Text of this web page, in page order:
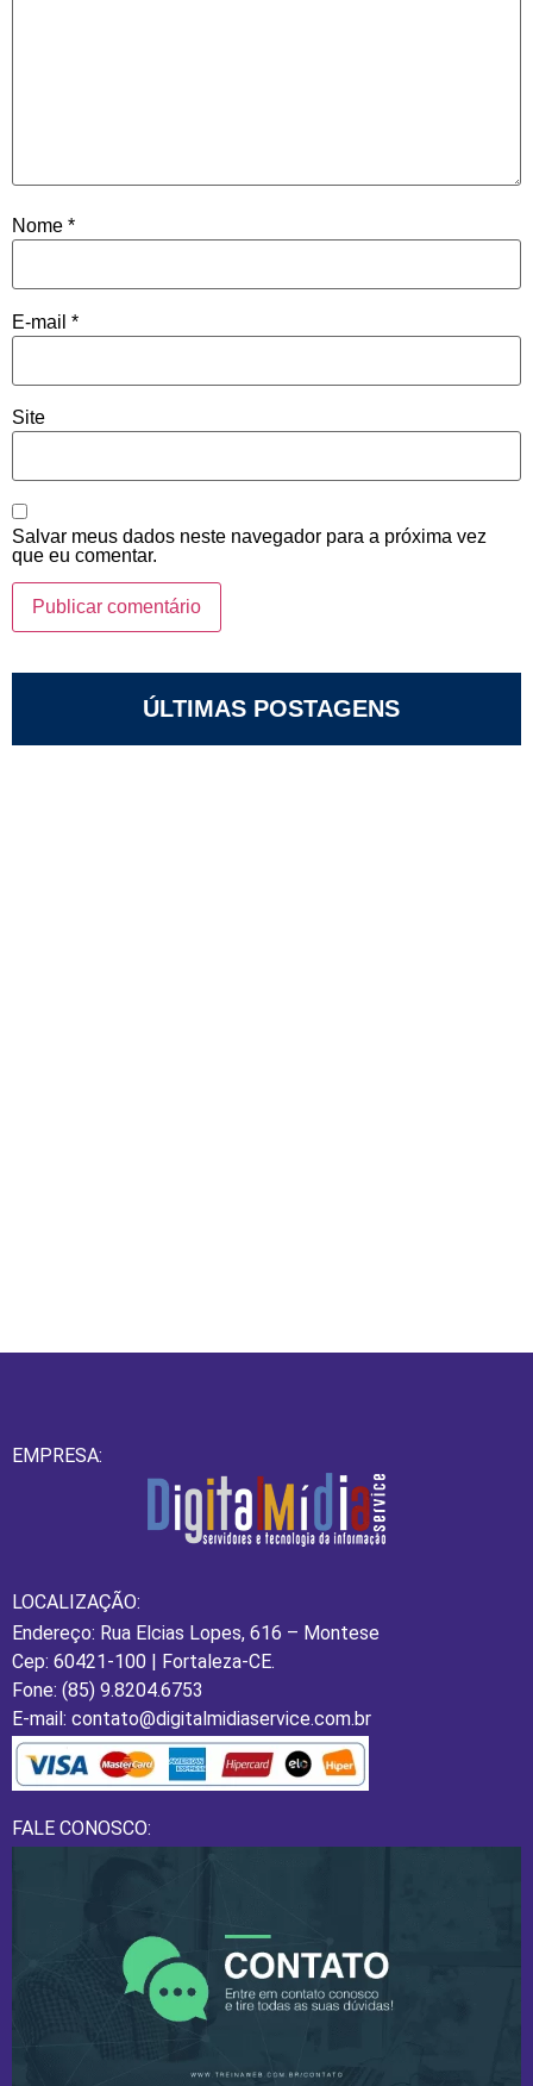
Nome *
E-mail *
Site
Salvar meus dados neste navegador para a próxima vez
que eu comentar.
ÚLTIMAS POSTAGENS
EMPRESA:
LOCALIZAÇÃO:
Endereço: Rua Elcias Lopes, 616 – Montese
Cep: 60421-100 | Fortaleza-CE.
Fone: (85) 9.8204.6753
E-mail: contato@digitalmidiaservice.com.br
FALE CONOSCO: